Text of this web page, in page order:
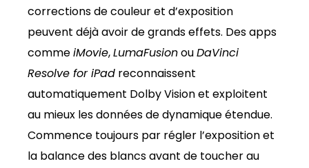
corrections de couleur et d’exposition
peuvent déjà avoir de grands effets. Des apps
commeiMovie,LumaFusionouDaVinci
Resolve for iPad reconnaissent
automatiquement Dolby Vision et exploitent
au mieux les données de dynamique étendue.
Commence toujours par régler l’exposition et
la balance des blancs avant de toucher au